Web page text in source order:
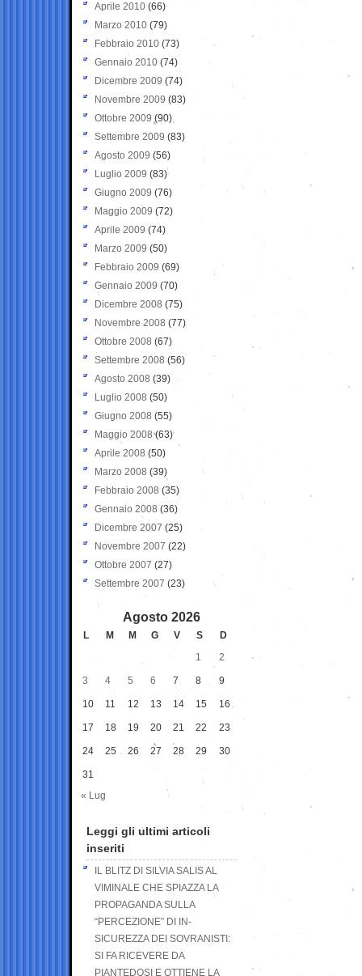
Aprile 2010 (66)
Marzo 2010 (79)
Febbraio 2010 (73)
Gennaio 2010 (74)
Dicembre 2009 (74)
Novembre 2009 (83)
Ottobre 2009 (90)
Settembre 2009 (83)
Agosto 2009 (56)
Luglio 2009 (83)
Giugno 2009 (76)
Maggio 2009 (72)
Aprile 2009 (74)
Marzo 2009 (50)
Febbraio 2009 (69)
Gennaio 2009 (70)
Dicembre 2008 (75)
Novembre 2008 (77)
Ottobre 2008 (67)
Settembre 2008 (56)
Agosto 2008 (39)
Luglio 2008 (50)
Giugno 2008 (55)
Maggio 2008(63)
Aprile 2008 (50)
Marzo 2008 (39)
Febbraio 2008 (35)
Gennaio 2008 (36)
Dicembre 2007 (25)
Novembre 2007 (22)
Ottobre 2007 (27)
Settembre 2007 (23)
Agosto 2026
L M M G V S
D
1
2
3 4 5 6 7 8 9
10 11 12 13 14 15 16
17 18 19 20 21 22 23
24 25 26 27 28 29 30
31
« Lug
Leggi gli ultimi articoli
inseriti
IL BLITZ DI SILVIA SALIS AL
VIMINALE CHE SPIAZZA LA
PROPAGANDA SULLA
“PERCEZIONE” DI IN-
SICUREZZA DEI SOVRANISTI:
SI FA RICEVERE DA
PIANTEDOSI E OTTIENE LA